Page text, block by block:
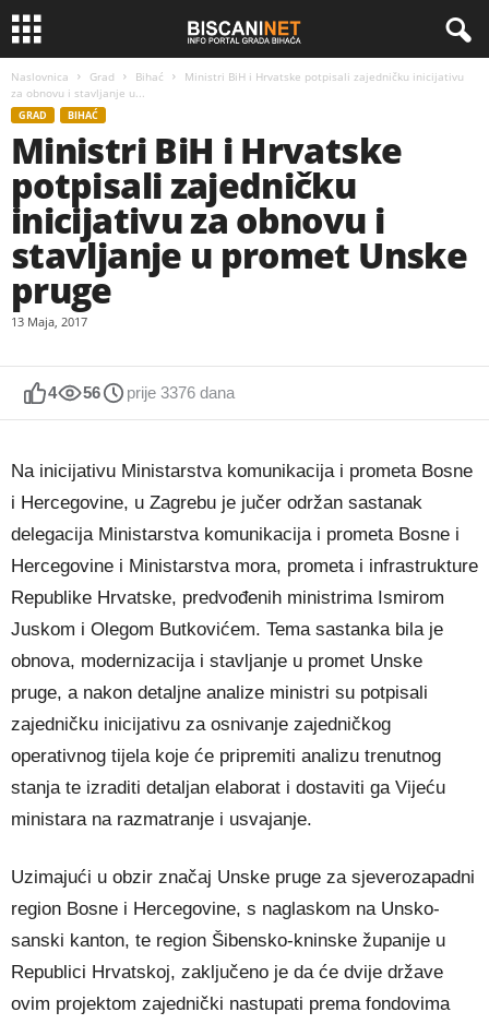
Naslovnica Grad Bihać
Ministri BiH i Hrvatske potpisali zajedničku inicijativu
za obnovu i stavljanje u...
GRAD BIHAĆ
Ministri BiH i Hrvatske
potpisali zajedničku
inicijativu za obnovu i
stavljanje u promet Unske
pruge
13 Maja, 2017
4 56 prije 3376 dana
Na inicijativu Ministarstva komunikacija i prometa Bosne
i Hercegovine, u Zagrebu je jučer održan sastanak
delegacija Ministarstva komunikacija i prometa Bosne i
Hercegovine i Ministarstva mora, prometa i infrastrukture
Republike Hrvatske, predvođenih ministrima Ismirom
Juskom i Olegom Butkovićem. Tema sastanka bila je
obnova, modernizacija i stavljanje u promet Unske
pruge, a nakon detaljne analize ministri su potpisali
zajedničku inicijativu za osnivanje zajedničkog
operativnog tijela koje će pripremiti analizu trenutnog
stanja te izraditi detaljan elaborat i dostaviti ga Vijeću
ministara na razmatranje i usvajanje.
Uzimajući u obzir značaj Unske pruge za sjeverozapadni
region Bosne i Hercegovine, s naglaskom na Unsko-
sanski kanton, te region Šibensko-kninske županije u
Republici Hrvatskoj, zaključeno je da će dvije države
ovim projektom zajednički nastupati prema fondovima